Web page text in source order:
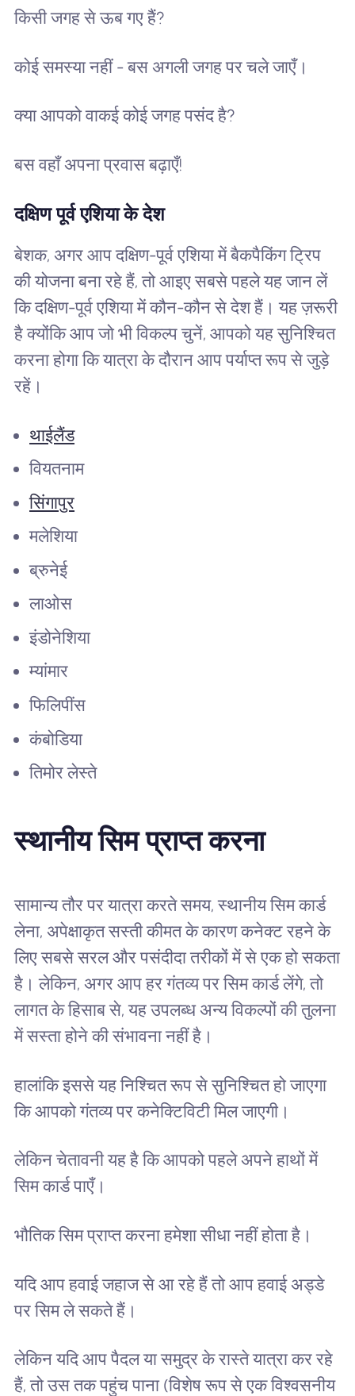
किसी जगह से ऊब गए हैं?
कोई समस्या नहीं - बस अगली जगह पर चले जाएँ।
क्या आपको वाकई कोई जगह पसंद है?
बस वहाँ अपना प्रवास बढ़ाएँ!
दक्षिण पूर्व एशिया के देश
बेशक, अगर आप दक्षिण-पूर्व एशिया में बैकपैकिंग ट्रिप
की योजना बना रहे हैं, तो आइए सबसे पहले यह जान लें
कि दक्षिण-पूर्व एशिया में कौन-कौन से देश हैं। यह ज़रूरी
है क्योंकि आप जो भी विकल्प चुनें, आपको यह सुनिश्चित
करना होगा कि यात्रा के दौरान आप पर्याप्त रूप से जुड़े
रहें।
थाईलैंड
वियतनाम
सिंगापुर
मलेशिया
ब्रुनेई
लाओस
इंडोनेशिया
म्यांमार
फिलिपींस
कंबोडिया
तिमोर लेस्ते
स्थानीय सिम प्राप्त करना
सामान्य तौर पर यात्रा करते समय, स्थानीय सिम कार्ड
लेना, अपेक्षाकृत सस्ती कीमत के कारण कनेक्ट रहने के
लिए सबसे सरल और पसंदीदा तरीकों में से एक हो सकता
है। लेकिन, अगर आप हर गंतव्य पर सिम कार्ड लेंगे, तो
लागत के हिसाब से, यह उपलब्ध अन्य विकल्पों की तुलना
में सस्ता होने की संभावना नहीं है।
हालांकि इससे यह निश्चित रूप से सुनिश्चित हो जाएगा
कि आपको गंतव्य पर कनेक्टिविटी मिल जाएगी।
लेकिन चेतावनी यह है कि आपको पहले अपने हाथों में
सिम कार्ड पाएँ।
भौतिक सिम प्राप्त करना हमेशा सीधा नहीं होता है।
यदि आप हवाई जहाज से आ रहे हैं तो आप हवाई अड्डे
पर सिम ले सकते हैं।
लेकिन यदि आप पैदल या समुद्र के रास्ते यात्रा कर रहे
हैं, तो उस तक पहुंच पाना (विशेष रूप से एक विश्वसनीय